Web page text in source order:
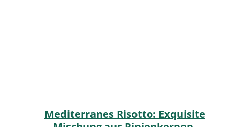
Mediterranes Risotto: Exquisite